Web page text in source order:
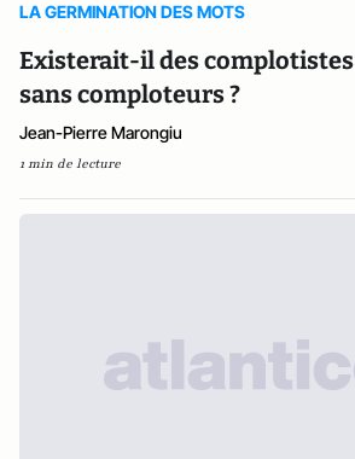
LA GERMINATION DES MOTS
Existerait-il des complotistes
sans comploteurs ?
Jean-Pierre Marongiu
1 min de lecture